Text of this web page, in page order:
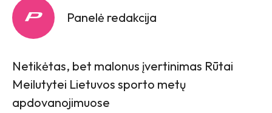
Panelė redakcija
Netikėtas, bet malonus įvertinimas Rūtai
Meilutytei Lietuvos sporto metų
apdovanojimuose